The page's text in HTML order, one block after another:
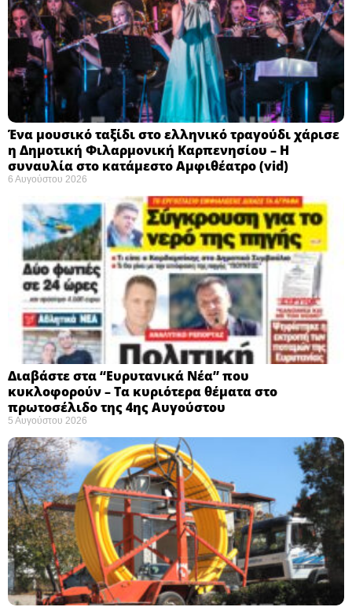
Ένα μουσικό ταξίδι στο ελληνικό τραγούδι χάρισε
η Δημοτική Φιλαρμονική Καρπενησίου – Η
συναυλία στο κατάμεστο Αμφιθέατρο (vid)
6 Αυγούστου 2026
Διαβάστε στα “Ευρυτανικά Νέα” που
κυκλοφορούν – Τα κυριότερα θέματα στο
πρωτοσέλιδο της 4ης Αυγούστου
5 Αυγούστου 2026